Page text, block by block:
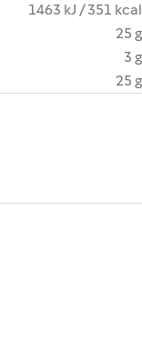
1463 kJ / 351 kcal
25 g
3 g
25 g